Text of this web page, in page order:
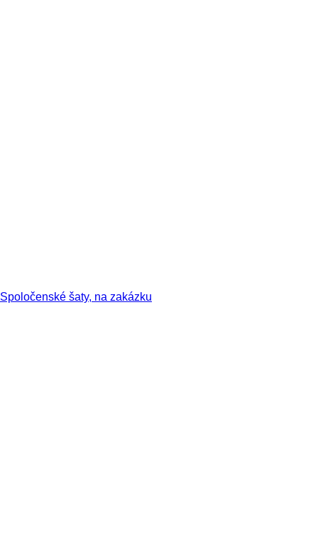
Spoločenské šaty, na zakázku